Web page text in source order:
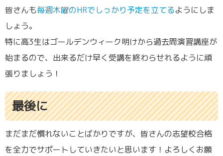
皆さんも毎週木曜のHRでしっかり予定を立てるようにしま
しょう。
特に高3生はゴールデンウィーク明けから過去問演習講座が
始まるので、出来るだけ早く受講を終わらせれるように頑
張りましょう！
最後に
まだまだ慣れないことばかりですが、皆さんの志望校合格
を全力でサポートしていきたいと思います！よろしくお願